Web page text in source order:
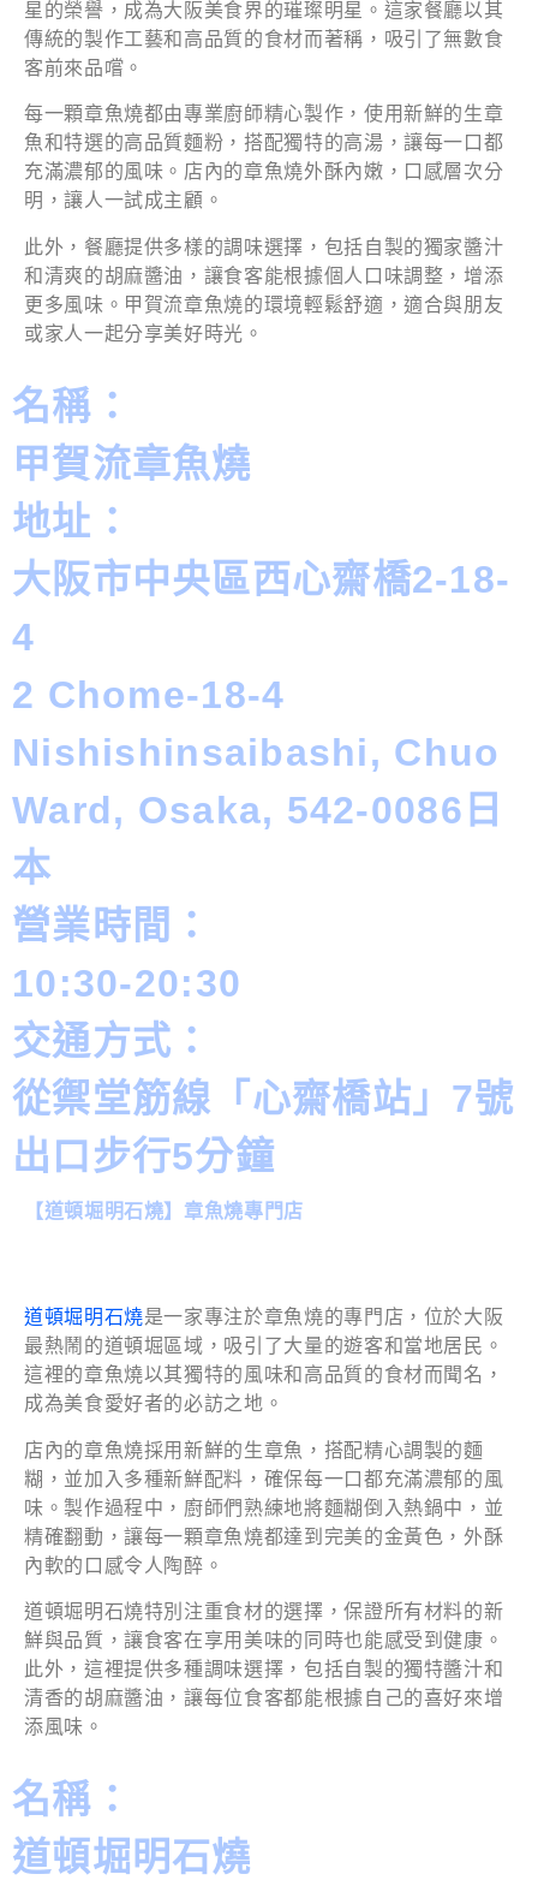
星的榮譽，成為大阪美食界的璀璨明星。這家餐廳以其
傳統的製作工藝和高品質的食材而著稱，吸引了無數食
客前來品嚐。
每一顆章魚燒都由專業廚師精心製作，使用新鮮的生章
魚和特選的高品質麵粉，搭配獨特的高湯，讓每一口都
充滿濃郁的風味。店內的章魚燒外酥內嫩，口感層次分
明，讓人一試成主顧。
此外，餐廳提供多樣的調味選擇，包括自製的獨家醬汁
和清爽的胡麻醬油，讓食客能根據個人口味調整，增添
更多風味。甲賀流章魚燒的環境輕鬆舒適，適合與朋友
或家人一起分享美好時光。
名稱：
甲賀流章魚燒
地址：
大阪市中央區西心齋橋2-18-
4
2 Chome-18-4
Nishishinsaibashi, Chuo
Ward, Osaka, 542-0086日
本
營業時間：
10:30‐20:30
交通方式：
從禦堂筋線「心齋橋站」7號
出口步行5分鐘
【道頓堀明石燒】章魚燒專門店
道頓堀明石燒是一家專注於章魚燒的專門店，位於大阪
最熱鬧的道頓堀區域，吸引了大量的遊客和當地居民。
這裡的章魚燒以其獨特的風味和高品質的食材而聞名，
成為美食愛好者的必訪之地。
店內的章魚燒採用新鮮的生章魚，搭配精心調製的麵
糊，並加入多種新鮮配料，確保每一口都充滿濃郁的風
味。製作過程中，廚師們熟練地將麵糊倒入熱鍋中，並
精確翻動，讓每一顆章魚燒都達到完美的金黃色，外酥
內軟的口感令人陶醉。
道頓堀明石燒特別注重食材的選擇，保證所有材料的新
鮮與品質，讓食客在享用美味的同時也能感受到健康。
此外，這裡提供多種調味選擇，包括自製的獨特醬汁和
清香的胡麻醬油，讓每位食客都能根據自己的喜好來增
添風味。
名稱：
道頓堀明石燒